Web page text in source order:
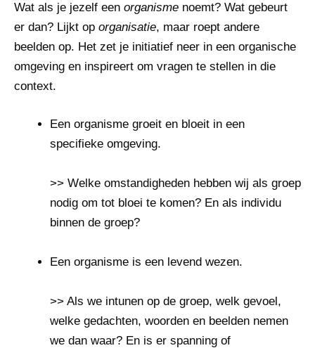
Wat als je jezelf een organisme noemt? Wat gebeurt
er dan? Lijkt op organisatie, maar roept andere
beelden op. Het zet je initiatief neer in een organische
omgeving en inspireert om vragen te stellen in die
context.
Een organisme groeit en bloeit in een
specifieke omgeving.
>> Welke omstandigheden hebben wij als groep
nodig om tot bloei te komen? En als individu
binnen de groep?
Een organisme is een levend wezen.
>> Als we intunen op de groep, welk gevoel,
welke gedachten, woorden en beelden nemen
we dan waar? En is er spanning of